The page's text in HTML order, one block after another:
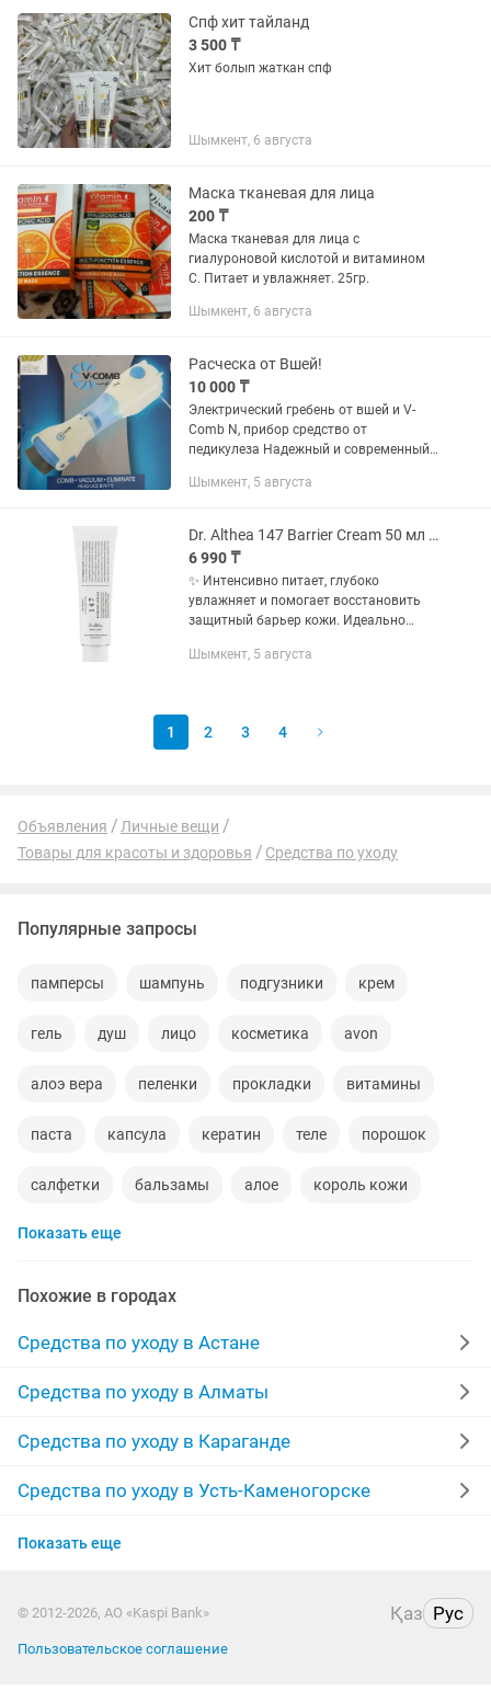
Спф хит тайланд
3 500 ₸
Хит болып жаткан спф
Шымкент, 6 августа
Маска тканевая для лица
200 ₸
Маска тканевая для лица с
гиалуроновой кислотой и витамином
С. Питает и увлажняет. 25гр.
Шымкент, 6 августа
Расческа от Вшей!
10 000 ₸
Электрический гребень от вшей и V-
Comb N, прибор средство от
педикулеза Надежный и современный
устранит вашу проблему педикулеза
длинные...
Шымкент, 5 августа
Dr. Althea 147 Barrier Cream 50 мл восстанавливающий барьерный крем
6 990 ₸
✨ Интенсивно питает, глубоко
увлажняет и помогает восстановить
защитный барьер кожи. Идеально
обезвоженной кожи, а также для
Шымкент, 5 августа
1 2 3 4
Объявления
Личные вещи
Товары для красоты и здоровья
Средства по уходу
Популярные запросы
памперсы шампунь подгузники крем
гель душ лицо косметика avon
алоэ вера пеленки прокладки витамины
паста капсула кератин теле порошок
салфетки бальзамы алое король кожи
алоэ алое вера
волосы шампунь для волос
набор для гигиенический
для волос продать волосы
памперсы для взрослых 3 натуральная
средство для
Показать еще
Похожие в городах
Средства по уходу в Астане
Средства по уходу в Алматы
Средства по уходу в Караганде
Средства по уходу в Усть-Каменогорске
Средства по уходу в Актобе
Средства по уходу в Таразе
Показать еще
© 2012-2026, АО «Kaspi Bank» Қаз Рус
Пользовательское соглашение